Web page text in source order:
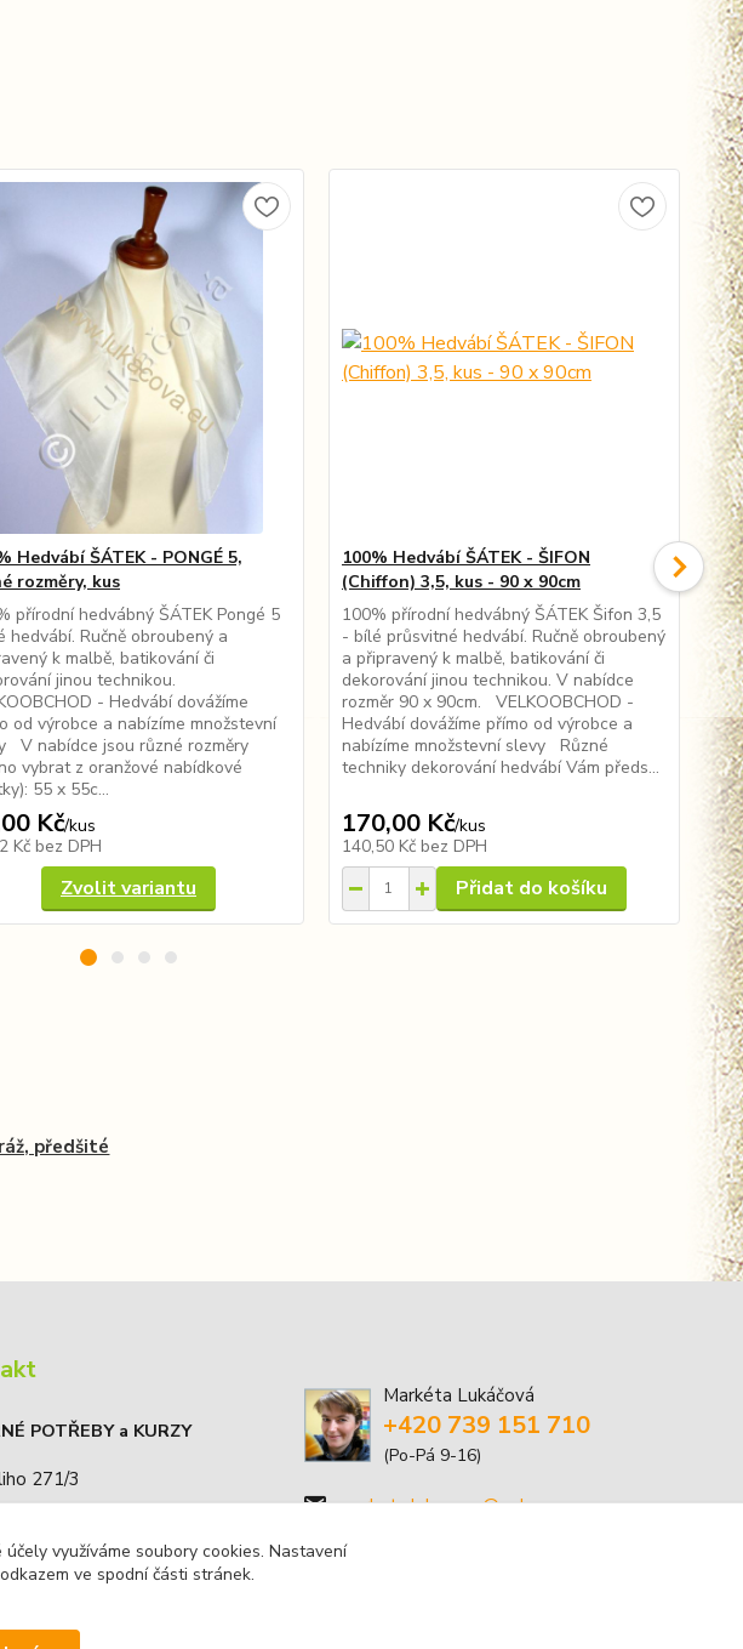
Hedvábí ŠÁTEK - PONGÉ 5,
rozměry, kus
přírodní hedvábný ŠÁTEK Pongé 5
hedvábí. Ručně obroubený a
k malbě, batikování či
jinou technikou.
- Hedvábí dovážíme
od výrobce a nabízíme množstevní
V nabídce jsou různé rozměry
vybrat z oranžové nabídkové
55 x 55c...
Kč/kus
Kč bez DPH
Zvolit variantu
100% Hedvábí ŠÁTEK - ŠIFON
(Chiffon) 3,5, kus - 90 x 90cm
100% přírodní hedvábný ŠÁTEK Šifon 3,5
- bílé průsvitné hedvábí. Ručně obroubený
a připravený k malbě, batikování či
dekorování jinou technikou. V nabídce
rozměr 90 x 90cm. VELKOOBCHOD -
Hedvábí dovážíme přímo od výrobce a
nabízíme množstevní slevy Různé
techniky dekorování hedvábí Vám předs...
170,00 Kč/kus
140,50 Kč bez DPH
Přidat do košíku
se
předšité
POTŘEBY a KURZY
271/3
Markéta Lukáčová
+420 739 151 710
(Po-Pá 9-16)
marketa.lukacova@volny.cz
využíváme soubory cookies. Nastavení
ve spodní části stránek.